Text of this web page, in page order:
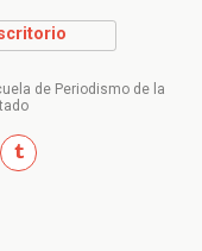
de Periodismo de la